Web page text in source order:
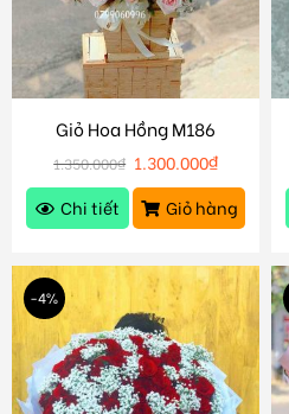
Giỏ Hoa Hồng M186
1.350.000₫ 1.300.000₫
Chi tiết
Giỏ hàng
-4%